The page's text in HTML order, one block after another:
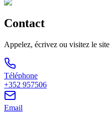
Contact
Appelez, écrivez ou visitez le site
Téléphone
+352 957506
Email